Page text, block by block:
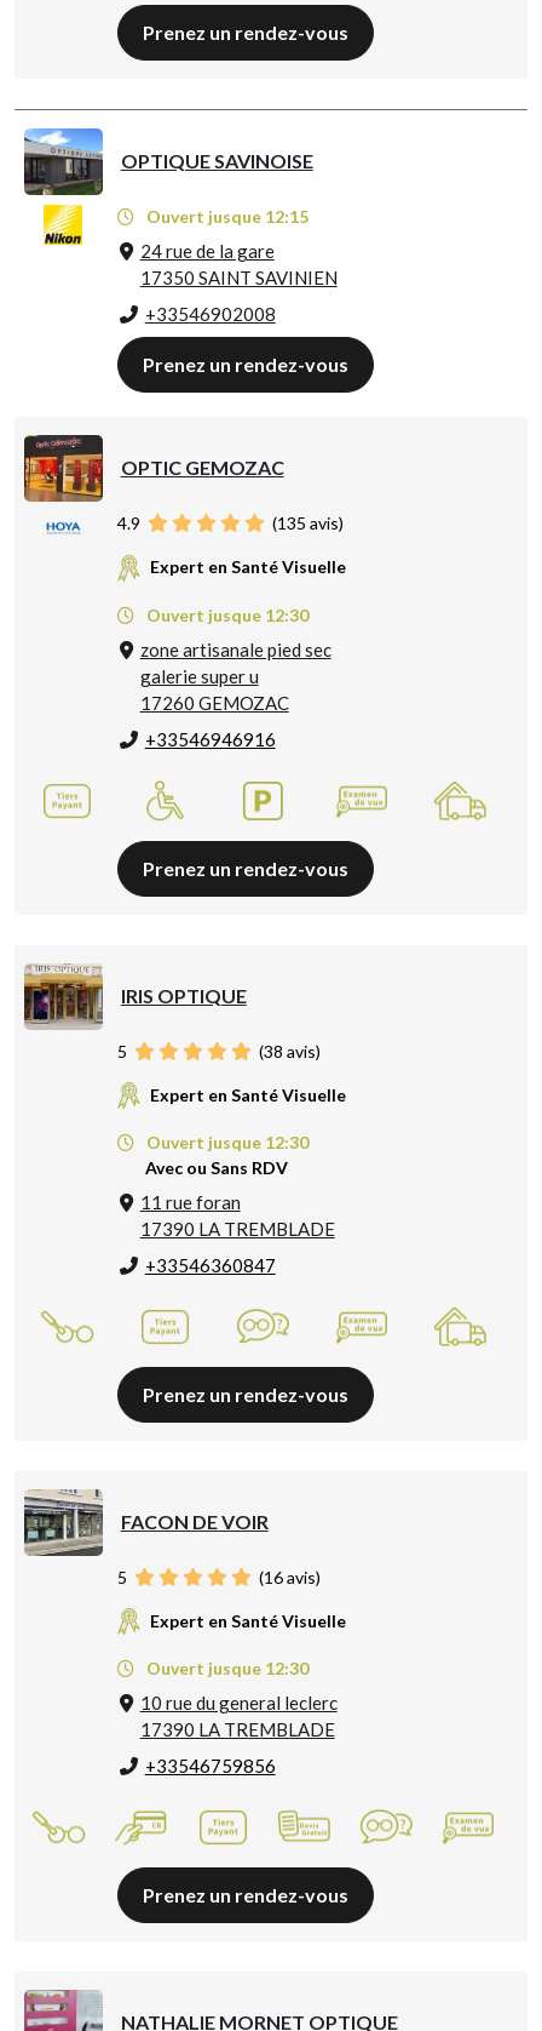
Prenez un rendez-vous
OPTIQUE SAVINOISE
Ouvert jusque 12:15
24 rue de la gare
17350 SAINT SAVINIEN
+33546902008
Prenez un rendez-vous
OPTIC GEMOZAC
4.9 (135 avis)
Expert en Santé Visuelle
Ouvert jusque 12:30
zone artisanale pied sec
galerie super u
17260 GEMOZAC
+33546946916
Prenez un rendez-vous
IRIS OPTIQUE
5 (38 avis)
Expert en Santé Visuelle
Ouvert jusque 12:30
Avec ou Sans RDV
11 rue foran
17390 LA TREMBLADE
+33546360847
Prenez un rendez-vous
FACON DE VOIR
5 (16avis)
Expert en Santé Visuelle
Ouvert jusque 12:30
10 rue du general leclerc
17390 LA TREMBLADE
+33546759856
Prenez un rendez-vous
NATHALIE MORNET OPTIQUE